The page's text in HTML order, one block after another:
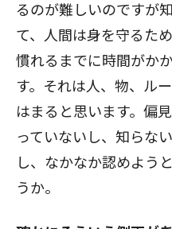
るのが難しいのですが
て、人間は身を守るた
慣れるまでに時間がか
す。それは人、物、ル
はまると思います。偏
っていないし、知らな
し、なかなか認めよう
うか。